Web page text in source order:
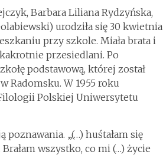
Barbara Liliana Rydzyńska,
urodziła się 30 kwietnia
przy szkole. Miała brata i
przesiedlani. Po
podstawową, której został
Radomsku. W 1955 roku
Polskiej Uniwersytetu
poznawania. „(…) huśtałam się
wszystko, co mi (…) życie